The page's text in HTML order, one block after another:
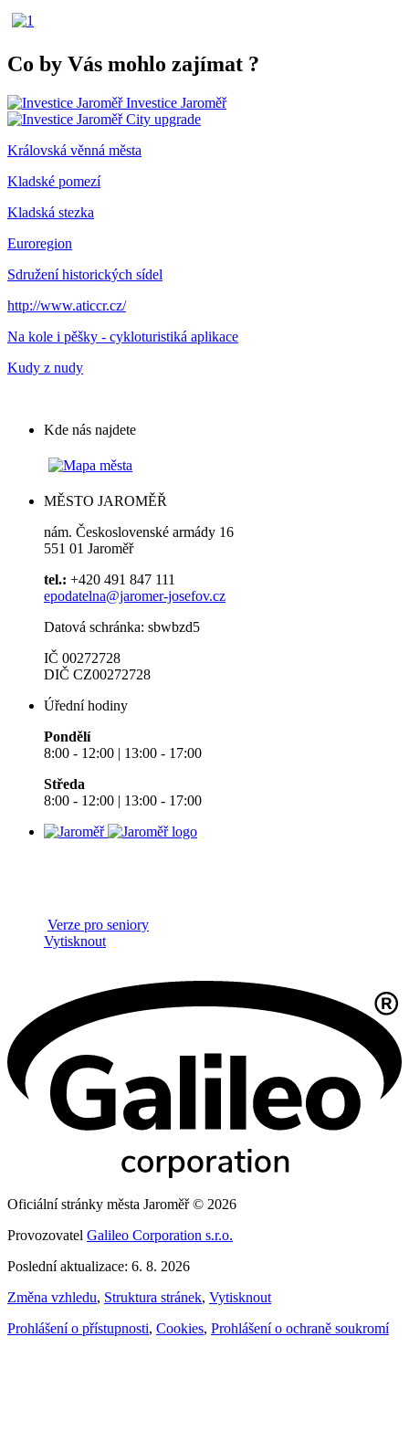
Co by Vás mohlo zajímat ?
Investice Jaroměř
City upgrade
Královská věnná města
Kladské pomezí
Kladská stezka
Euroregion
Sdružení historických sídel
http://www.aticcr.cz/
Na kole i pěšky - cykloturistiká aplikace
Kudy z nudy
Kde nás najdete
MĚSTO JAROMĚŘ
nám. Československé armády 16
551 01 Jaroměř
tel.: +420 491 847 111
epodatelna@jaromer-josefov.cz
Datová schránka: sbwbzd5
IČ 00272728
DIČ CZ00272728
Úřední hodiny
Pondělí
8:00 - 12:00 | 13:00 - 17:00
Středa
8:00 - 12:00 | 13:00 - 17:00
Verze pro seniory
Vytisknout
Oficiální stránky města Jaroměř © 2026
Provozovatel Galileo Corporation s.r.o.
Poslední aktualizace: 6. 8. 2026
Změna vzhledu, Struktura stránek, Vytisknout
Prohlášení o přístupnosti, Cookies, Prohlášení o ochraně soukromí